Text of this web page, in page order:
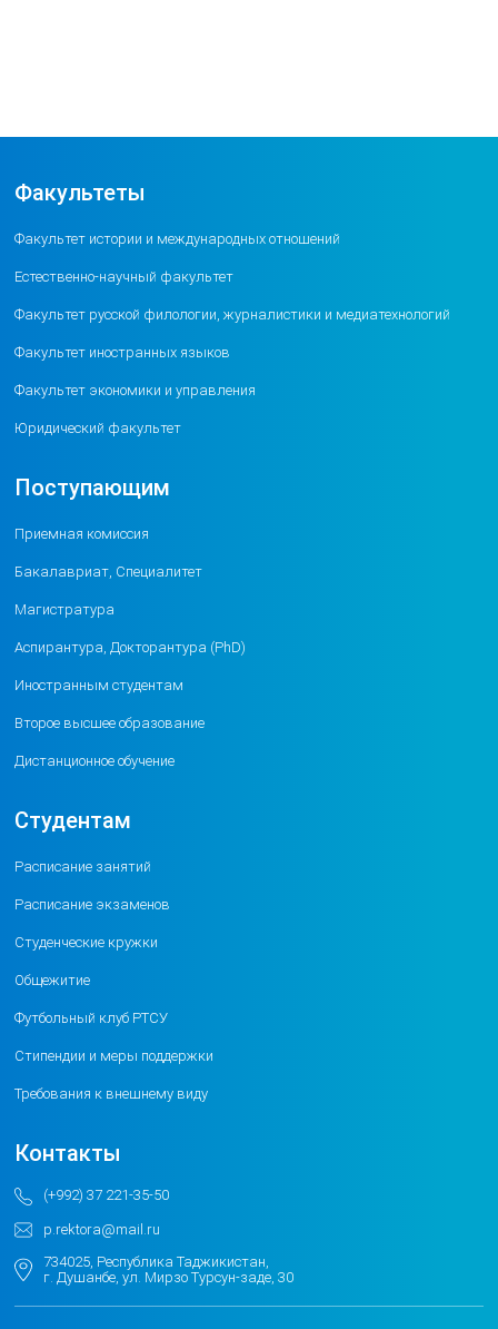
Факультеты
Факультет истории и международных отношений
Естественно-научный факультет
Факультет русской филологии, журналистики и медиатехнологий
Факультет иностранных языков
Факультет экономики и управления
Юридический факультет
Поступающим
Приемная комиссия
Бакалавриат, Специалитет
Магистратура
Аспирантура, Докторантура (PhD)
Иностранным студентам
Второе высшее образование
Дистанционное обучение
Студентам
Расписание занятий
Расписание экзаменов
Студенческие кружки
Общежитие
Футбольный клуб РТСУ
Стипендии и меры поддержки
Требования к внешнему виду
Контакты
(+992) 37 221-35-50
p.rektora@mail.ru
734025, Республика Таджикистан,
г. Душанбе, ул. Мирзо Турсун-заде, 30